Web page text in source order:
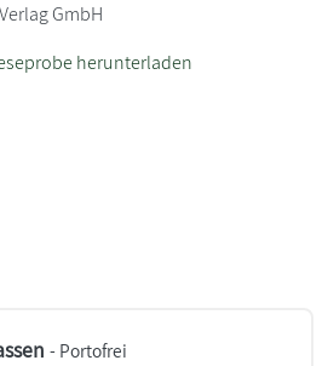
GmbH
herunterladen
- Portofrei